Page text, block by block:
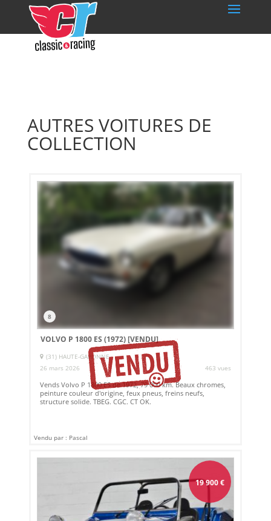
AUTRES VOITURES DE
COLLECTION
8
VOLVO P 1800 ES (1972)[VENDU]
(31) HAUTE-GARONNE
26 mars 2026
463 vues
Vends Volvo P 1800 ES de 1972, 79 000 km. Beaux chromes,
peinture couleur d'origine, feux pneus, freins neufs,
structure solide. TBEG. CGC. CT OK.
Vendu par : Pascal
19 900€